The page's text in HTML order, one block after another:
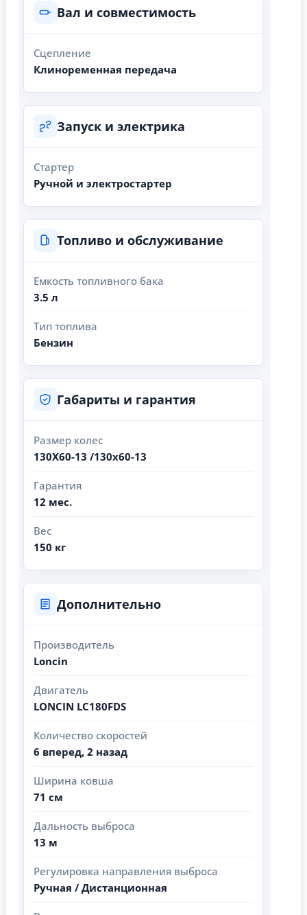
Вал и совместимость
Сцепление
Клиноременная передача
Запуск и электрика
Стартер
Ручной и электростартер
Топливо и обслуживание
Емкость топливного бака
3.5 л
Тип топлива
Бензин
Габариты и гарантия
Размер колес
130Х60-13 /130х60-13
Гарантия
12 мес.
Вес
150 кг
Дополнительно
Производитель
Loncin
Двигатель
LONCIN LC180FDS
Количество скоростей
6 вперед, 2 назад
Ширина ковша
71 см
Дальность выброса
13 м
Регулировка направления выброса
Ручная / Дистанционная